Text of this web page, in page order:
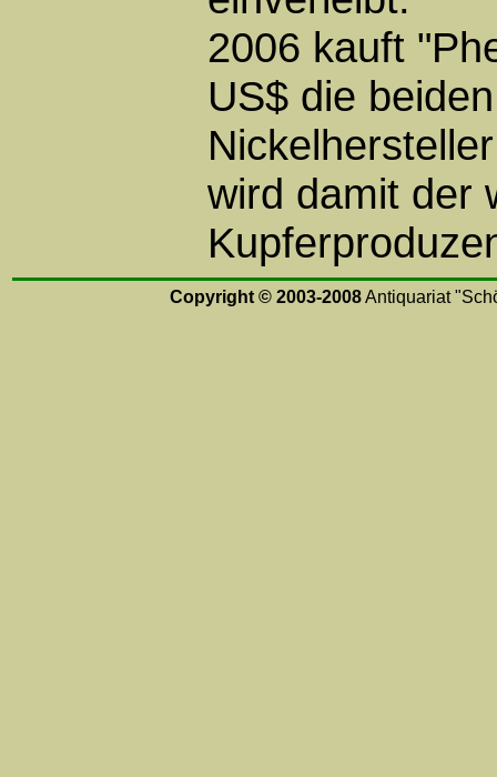
2006 kauft
US$ die
wird damit der
Copyright © 2003-2008Antiquariat